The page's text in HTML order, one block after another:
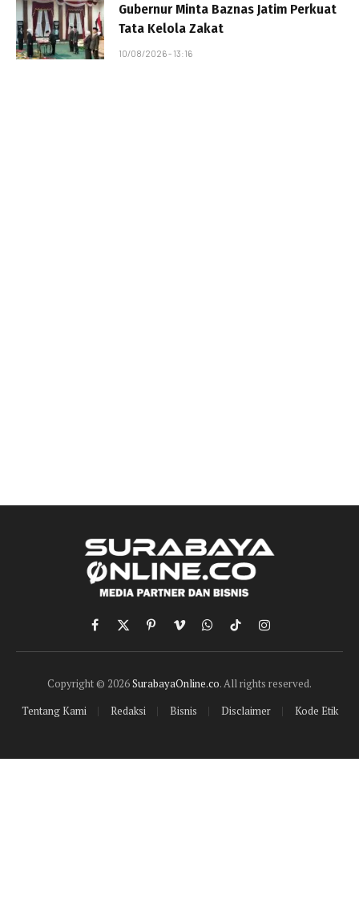
Gubernur Minta Baznas Jatim Perkuat
Tata Kelola Zakat
10/08/2026 - 13:16
Facebook
X
(Twitter)
PinterestVimeoWhatsApp
TikTokInstagram
Copyright © 2026SurabayaOnline.co. All rights reserved.
Tentang Kami
Redaksi Bisnis Disclaimer Kode Etik